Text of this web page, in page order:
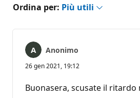
Ordina per: Più utili
Anonimo
26 gen 2021, 19:12
Buonasera, scusate il ritardo